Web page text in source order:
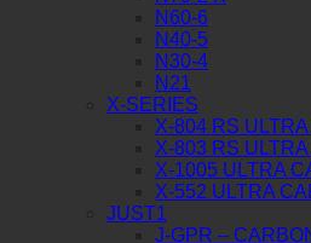
N60-6
N40-5
N30-4
N21
X-SERIES
X-804 RS
X-803 RS
X-1005 ULTRA
X-552 ULTRA
JUST1
J-GPR –